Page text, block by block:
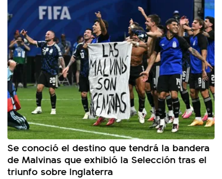
Se conoció el destino que tendrá la bandera
de Malvinas que exhibió la Selección tras el
triunfo sobre Inglaterra